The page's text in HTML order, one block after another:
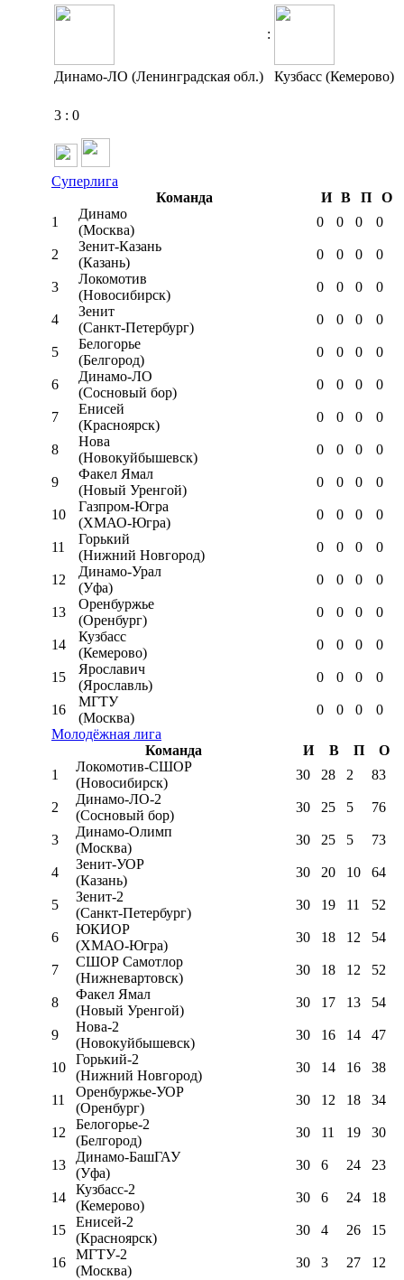
:
Динамо-ЛО (Ленинградская обл.) Кузбасс (Кемерово)
3 : 0
Суперлига
Команда
И В П
О
1
Динамо
(Москва)
0 0 0 0
2
Зенит-Казань
(Казань)
0 0 0 0
3
Локомотив
(Новосибирск)
0 0 0 0
4
Зенит
(Санкт-Петербург)
0 0 0 0
5
Белогорье
(Белгород)
0 0 0 0
6
Динамо-ЛО
(Сосновый бор)
0 0 0 0
7
Енисей
(Красноярск)
0 0 0 0
8
Нова
(Новокуйбышевск)
0 0 0 0
9
Факел Ямал
(Новый Уренгой)
0 0 0 0
10
Газпром-Югра
(ХМАО-Югра)
0 0 0 0
11
Горький
(Нижний Новгород)
0 0 0 0
12
Динамо-Урал
(Уфа)
0 0 0 0
13
Оренбуржье
(Оренбург)
0 0 0 0
14
Кузбасс
(Кемерово)
0 0 0 0
15
Ярославич
(Ярославль)
0 0 0 0
16
МГТУ
(Москва)
0 0 0
0
Молодёжная лига
Команда
И В П
О
1
Локомотив-CШОР
(Новосибирск)
30 28 2 83
2
Динамо-ЛО-2
(Сосновый бор)
30 25 5 76
3
Динамо-Олимп
(Москва)
30 25 5 73
4
Зенит-УОР
(Казань)
30 20 10 64
5
Зенит-2
(Санкт-Петербург)
30 19 11 52
6
ЮКИОР
(ХМАО-Югра)
30 18 12 54
7
СШОР Самотлор
(Нижневартовск)
30 18 12 52
8
Факел Ямал
(Новый Уренгой)
30 17 13 54
9
Нова-2
(Новокуйбышевск)
30 16 14 47
10
Горький-2
(Нижний Новгород)
30 14 16 38
11
Оренбуржье-УОР
(Оренбург)
30 12 18 34
12
Белогорье-2
(Белгород)
30 11 19 30
13
Динамо-БашГАУ
(Уфа)
30 6 24 23
14
Кузбасс-2
(Кемерово)
30 6 24 18
15
Енисей-2
(Красноярск)
30 4 26 15
16
МГТУ-2
(Москва)
30 3 27 12